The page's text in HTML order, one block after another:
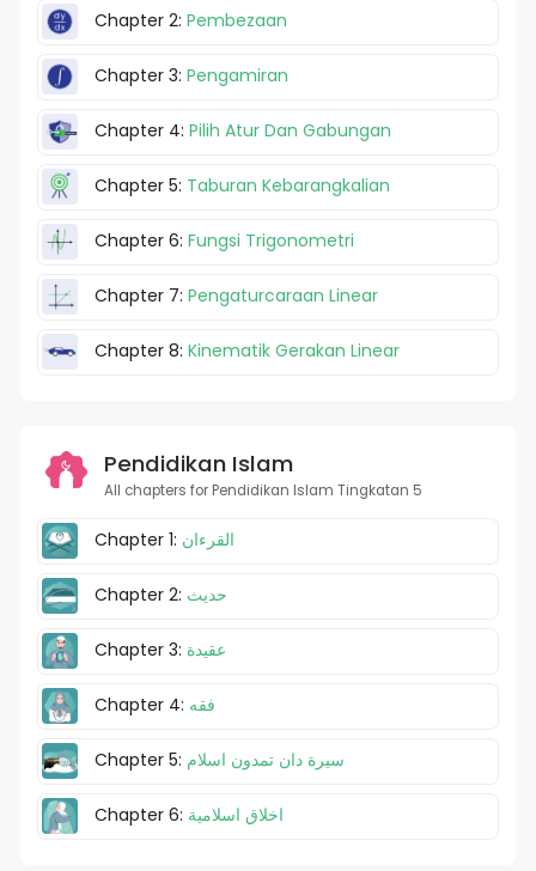
Chapter 2:Pembezaan
Chapter 3:Pengamiran
Chapter 4:Pilih Atur Dan Gabungan
Chapter 5: Taburan Kebarangkalian
Chapter 6:Fungsi Trigonometri
Chapter 7:Pengaturcaraan Linear
Chapter 8:Kinematik Gerakan Linear
Pendidikan Islam
All chapters for Pendidikan Islam Tingkatan 5
Chapter 1: القرءان
Chapter 2: حديث
Chapter 3: عقيدة
Chapter 4: فقه
Chapter 5: سيرة دان تمدون اسلام
Chapter 6: اخلاق اسلامية